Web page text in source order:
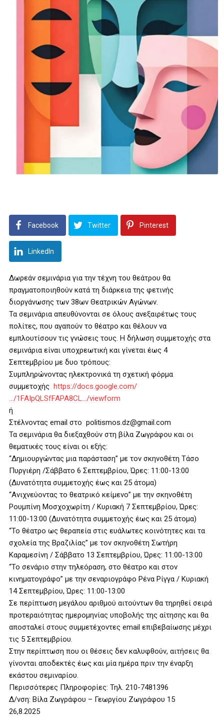
Facebook Twitter Pinterest
LinkedIn
Δωρεάν σεμινάρια για την τέχνη του θεάτρου θα
πραγματοποιηθούν κατά τη διάρκεια της φετινής
διοργάνωσης των 38ων Θεατρικών Αγώνων.
Τα σεμινάρια απευθύνονται σε όλους ανεξαιρέτως τους
πολίτες, που αγαπούν το θέατρο και θέλουν να
εμπλουτίσουν τις γνώσεις τους. Η δήλωση συμμετοχής στα
σεμινάρια είναι υποχρεωτική και γίνεται έως 4
Σεπτεμβρίου με δυο τρόπους:
Συμπληρώνοντας ηλεκτρονικά τη σχετική φόρμα
συμμετοχής https://docs.google.com/
…/1FAIpQLSfFAPA8CL…/viewform
ή
Στέλνοντας email στο politismos.dz@gmail.com
Τα σεμινάρια θα διεξαχθούν στη βίλα Ζωγράφου και οι
θεματικές τους είναι οι εξής:
“Δημιουργώντας μια παράσταση” με τον σκηνοθέτη Τάσο
Πυργιέρη /Σάββατο 6 Σεπτεμβρίου, Ώρες: 11:00-13:00
(Δυνατότητα συμμετοχής έως και 25 άτομα)
“Ανιχνεύοντας το θεατρικό κείμενο” με την σκηνοθέτη
Ρουμπίνη Μοσχοχωρίτη / Κυριακή 7 Σεπτεμβρίου, Ώρες:
11:00-13:00 (Δυνατότητα συμμετοχής έως και 25 άτομα)
“Το θέατρο ως θεραπεία στις ευάλωτες κοινότητες και τα
σχολεία της Βραζιλίας” με τον σκηνοθέτη Σωτήρη
Καραμεσίνη / Σάββατο 13 Σεπτεμβρίου, Ώρες: 11:00-13:00
“Το σενάριο στην τηλεόραση, στο θέατρο και στον
κινηματογράφο” με την σεναριογράφο Ρένα Ρίγγα / Κυριακή
14 Σεπτεμβρίου, Ώρες: 11:00-13:00
Σε περίπτωση μεγάλου αριθμού αιτούντων θα τηρηθεί σειρά
προτεραιότητας ημερομηνίας υποβολής της αίτησης και θα
αποσταλεί στους συμμετέχοντες email επιβεβαίωσης μέχρι
τις 5 Σεπτεμβρίου.
Στην περίπτωση που οι θέσεις δεν καλυφθούν, αιτήσεις θα
γίνονται αποδεκτές έως και μία ημέρα πριν την έναρξη
εκάστου σεμιναρίου.
Περισσότερες Πληροφορίες: Τηλ. 210-7481396
Δ/νση: Βίλα Ζωγράφου – Γεωργίου Ζωγράφου 15
26,8.2025